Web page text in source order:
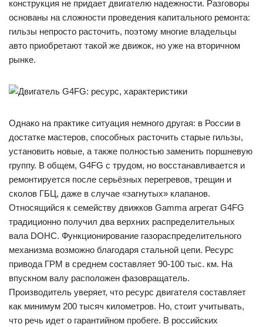
конструкция не придает двигателю надежности. Разговоры
основаны на сложности проведения капитального ремонта:
гильзы непросто расточить, поэтому многие владельцы
авто приобретают такой же движок, но уже на вторичном
рынке.
Однако на практике ситуация немного другая: в России в
достатке мастеров, способных расточить старые гильзы,
установить новые, а также полностью заменить поршневую
группу. В общем, G4FG с трудом, но восстанавливается и
ремонтируется после серьёзных перегревов, трещин и
сколов ГБЦ, даже в случае «загнутых» клапанов.
Относящийся к семейству движков Gamma агрегат G4FG
традиционно получил два верхних распределительных
вала DOHC. Функционирование газораспределительного
механизма возможно благодаря стальной цепи. Ресурс
привода ГРМ в среднем составляет 90-100 тыс. км. На
впускном валу расположен фазовращатель.
Производитель уверяет, что ресурс двигателя составляет
как минимум 200 тысяч километров. Но, стоит учитывать,
что речь идет о гарантийном пробеге. В российских